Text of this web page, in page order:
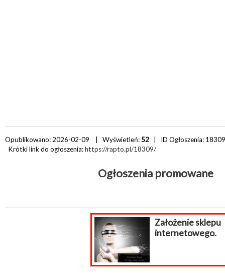
Opublikowano: 2026-02-09 | Wyświetleń: 52 | ID Ogłoszenia: 18309
Krótki link do ogłoszenia:https://rapto.pl/18309/
Ogłoszenia promowane
Założenie sklepu
internetowego.